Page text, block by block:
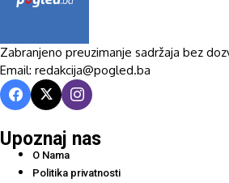
Zabranjeno preuzimanje sadržaja bez
Email: redakcija@pogled.ba
Upoznaj nas
O Nama
Politika privatnosti